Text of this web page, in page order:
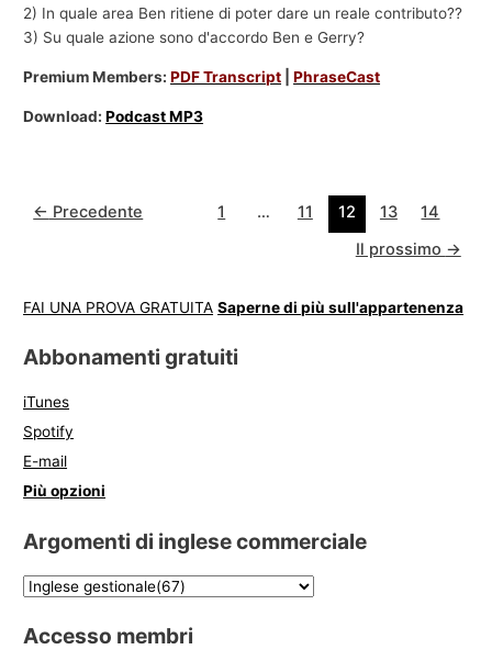
2) In quale area Ben ritiene di poter dare un reale contributo??
3) Su quale azione sono d'accordo Ben e Gerry?
Premium Members:PDF Transcript |PhraseCast
Download:Podcast MP3
← Precedente 1 … 11 12 13
14
Il prossimo →
FAI UNA PROVA GRATUITA Saperne di più sull'appartenenza
Abbonamenti gratuiti
iTunes
Spotify
E-mail
Più opzioni
Argomenti di inglese commerciale
Accesso membri